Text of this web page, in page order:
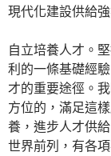
現代化建設供給
自立培養人才。
利的一條基礎經
才的重要途徑。
方位的，滿足這
養，進步人才供
世界前列，有各